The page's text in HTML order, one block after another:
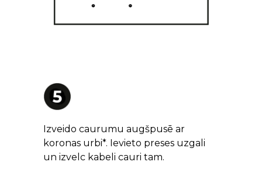
Izveido caurumu augšpusē ar
koronas urbi*. Ievieto preses uzgali
un izvelc kabeli cauri tam.